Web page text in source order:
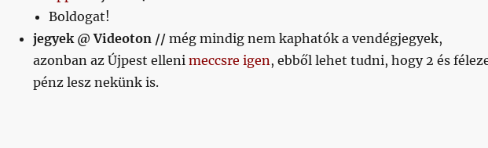
Boldogat!
jegyek @ Videoton // még mindig nem kaphatók a vendégjegyek,
azonban az Újpest elleni meccsre igen, ebből lehet tudni, hogy 2 és
pénz lesz nekünk is.